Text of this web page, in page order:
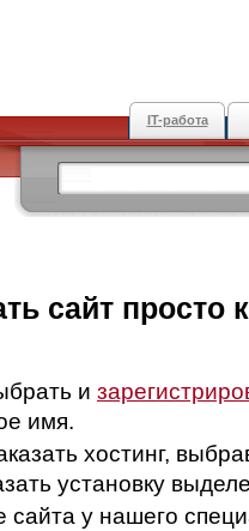
IT-работа
сайт просто
и
имя.
хостинг,
установку
сайта у нашего